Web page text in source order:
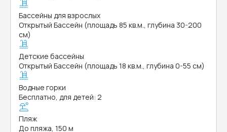
Бассейны для взрослых
Открытый Бассейн (площадь 85 кв.м., глубина 30-200
см)
Детские бассейны
Открытый Бассейн (площадь 18 кв.м., глубина 0-55 см)
Водные горки
Бесплатно, для детей: 2
Пляж
До пляжа, 150 м